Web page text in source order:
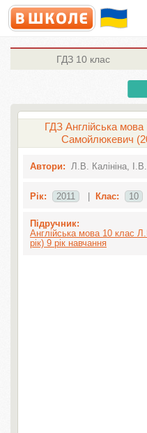
ГДЗ 10 клас
ГДЗ Англійська мова
Самойлюкевич
Автори: Л.В. Калініна,
Рік: 2011 Клас: 10
Підручник:
Англійська мова 10 клас
рік) 9 рік навчання